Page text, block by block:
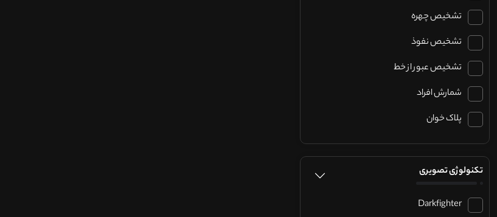
تشخیص چهره
تشخیص نفوذ
تشخیص عبور از خط
شمارش افراد
پلاک خوان
تکنولوژی تصویری
Darkfighter